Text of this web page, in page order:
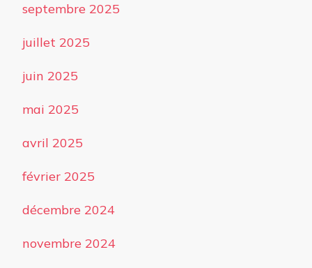
septembre 2025
juillet 2025
juin 2025
mai 2025
avril 2025
février 2025
décembre 2024
novembre 2024